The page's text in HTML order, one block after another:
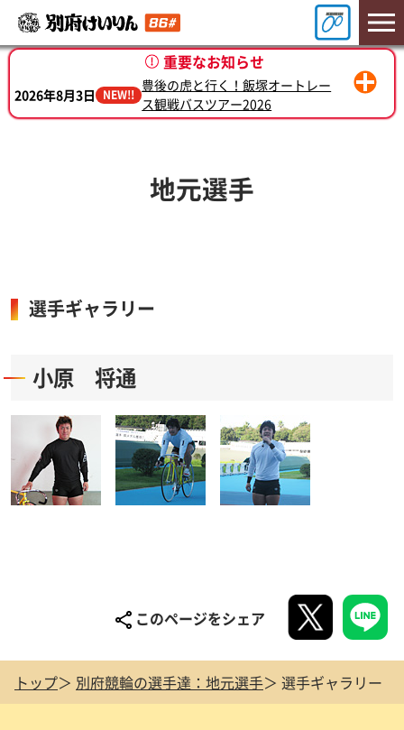
重要なお知らせ
2026年8月3日 NEW!!
豊後の虎と行く！飯塚オートレー
ス観戦バスツアー2026
地元選手
選手ギャラリー
小原 将通
このページをシェア
トップ 別府競輪の選手達：地元選手 選手ギャラリー